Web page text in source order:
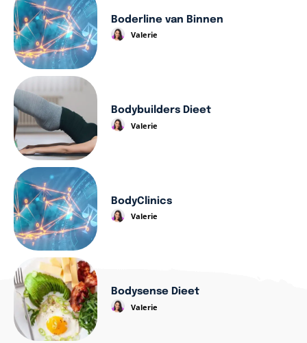
Boderline van Binnen
Valerie
Bodybuilders Dieet
Valerie
BodyClinics
Valerie
Bodysense Dieet
Valerie